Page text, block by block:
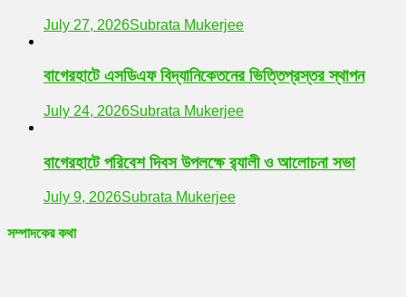
July 27, 2026Subrata Mukerjee
বাগেরহাটে এসডিএফ বিদ্যানিকেতনের ভিত্তিপ্রস্তর স্থাপন
July 24, 2026Subrata Mukerjee
বাগেরহাটে পরিবেশ দিবস উপলক্ষে র‌্যালী ও আলোচনা সভা
July 9, 2026Subrata Mukerjee
সম্পাদকের কথা